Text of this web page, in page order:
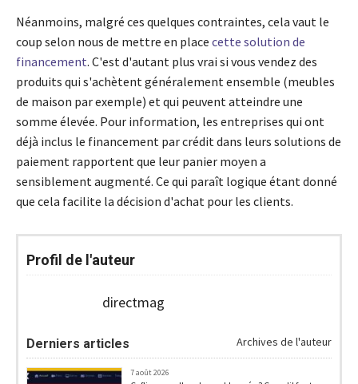
Néanmoins, malgré ces quelques contraintes, cela vaut le
coup selon nous de mettre en place cette solution de
financement. C'est d'autant plus vrai si vous vendez des
produits qui s'achètent généralement ensemble (meubles
de maison par exemple) et qui peuvent atteindre une
somme élevée. Pour information, les entreprises qui ont
déjà inclus le financement par crédit dans leurs solutions de
paiement rapportent que leur panier moyen a
sensiblement augmenté. Ce qui paraît logique étant donné
que cela facilite la décision d'achat pour les clients.
Profil de l'auteur
directmag
Derniers articles Archives de l'auteur
7 août 2026